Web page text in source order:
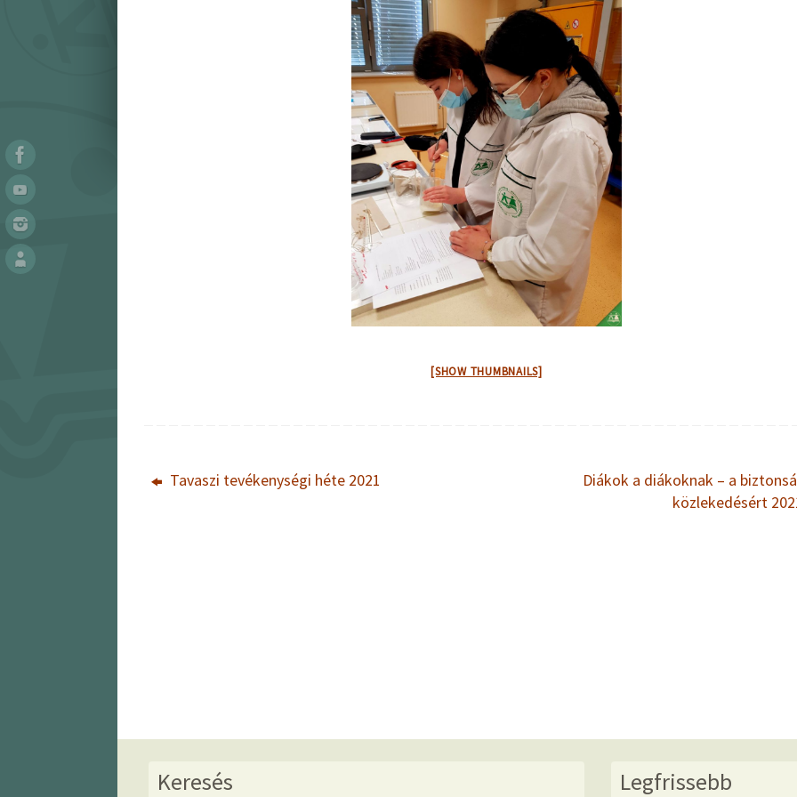
[SHOW THUMBNAILS]
Tavaszi tevékenységi héte 2021
Diákok a diákoknak – a
közlekedésért
Keresés Legfrissebb